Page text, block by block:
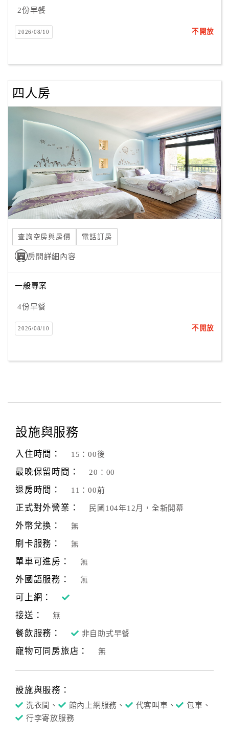
員
戶
客
服
聯
上
客
服
紅
利
查
訂
房
Q&A
請
款
據
作
提
店
合
作
合
2份早餐
2026/08/10 不開放
四人房
查詢空房與房價 電話訂房
房間詳細內容
一般專案
4份早餐
2026/08/10 不開放
設施與服務
入住時間： 15：00後
最晚保留時間： 20：00
退房時間： 11：00前
正式對外營業： 民國104年12月，全新開幕
外幣兌換： 無
刷卡服務： 無
單車可進房： 無
外國語服務： 無
可上網：
接送：
無
餐飲服務： 非自助式早餐
寵物可同房旅店： 無
設施與服務：
洗衣間、 館內上網服務、 代客叫車、
包車、
行李寄放服務